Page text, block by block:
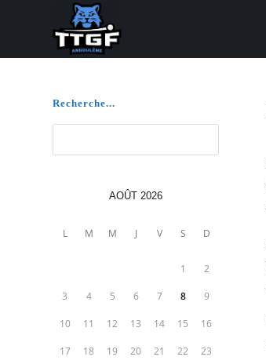
Recherche...
AOÛT 2026
L M M J V S D
1 2
3 4 5 6 7 8 9
10 11 12 13 14 15 16
17 18 19 20 21 22 23